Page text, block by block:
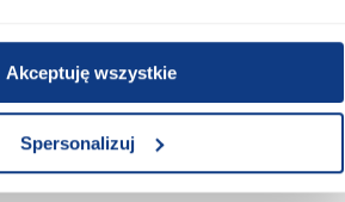
Akceptuję wszystkie
Spersonalizuj
Zobacz więcej >